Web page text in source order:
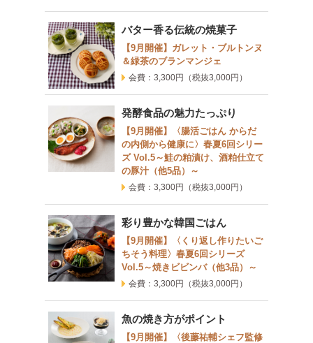
バター香る伝統の焼菓子
【9月開催】ガレット・ブルトンヌ
＆緑茶のブランマンジェ
会費：3,300円 （税抜3,000円）
発酵食品の魅力たっぷり
【9月開催】〈腸活ごはん からだ
の内側から健康に〉春夏6回シリー
ズ Vol.5～鮭の粕漬け、酒粕仕立て
の豚汁（他5品）～
会費：3,300円 （税抜3,000円）
彩り豊かな韓国ごはん
【9月開催】〈くり返し作りたいご
ちそう料理〉春夏6回シリーズ
Vol.5～焼きビビンバ（他3品）～
会費：3,300円 （税抜3,000円）
魚の焼き方がポイント
【9月開催】〈後藤祐輔シェフ監修